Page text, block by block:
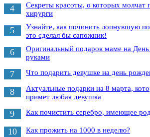
4
Секреты красоты, о которых молчат
хирурги
5
Узнайте, как починить лопнувшую
это сделал бы сапожник!
6
Оригинальный подарок маме на
руками
7 Что подарить девушке на день
8
Актуальные подарки на 8 марта,
примет любая девушка
9 Как почистить серебро, имеющее
10 Как прожить на 1000 в неделю?